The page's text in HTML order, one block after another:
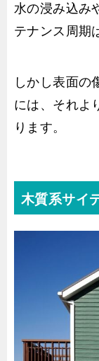
水の浸み込み
テナンス周期
しかし表面の
には、それよ
ります。
木質系サイ